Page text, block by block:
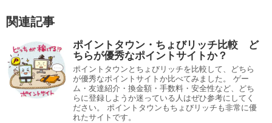
関連記事
ポイントタウン・ちょびリッチ比較 ど
ちらが優秀なポイントサイトか？
ポイントタウンとちょびリッチを比較して、どちら
が優秀なポイントサイトか比べてみました。 ゲー
ム・友達紹介・換金額・手数料・安全性など、どち
らに登録しようか迷っている人はぜひ参考にしてく
ださい。 ポイントタウンもちょびリッチも非常に優
れたサイトです。